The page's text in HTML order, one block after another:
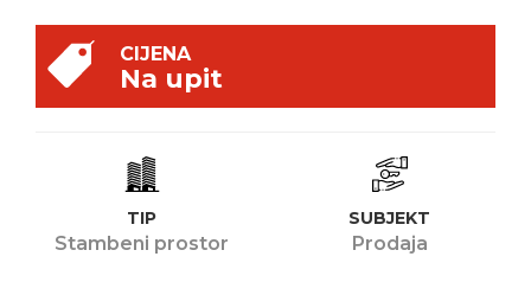
CIJENA
Na upit
TIP
Stambeni prostor
SUBJEKT
Prodaja